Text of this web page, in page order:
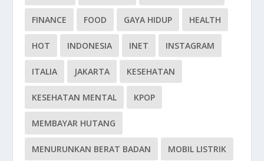
FINANCE FOOD GAYA HIDUP HEALTH
HOT INDONESIA INET INSTAGRAM
ITALIA JAKARTA KESEHATAN
KESEHATAN MENTAL KPOP
MEMBAYAR HUTANG
MENURUNKAN BERAT BADAN MOBIL LISTRIK